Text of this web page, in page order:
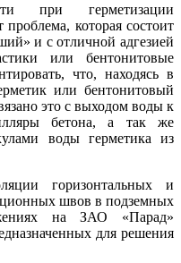
при герметизации
которая состоит
и с отличной адгезией
или бентонитовые
что, находясь в
или бентонитовый
это с выходом воды к
бетона, а так же
воды герметика из
горизонтальных и
швов в подземных
на ЗАО «Парад»
для решения